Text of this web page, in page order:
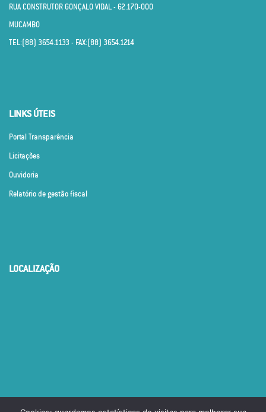
RUA CONSTRUTOR GONÇALO VIDAL - 62.170­-000
MUCAMBO
TEL:(88) 3654.1133 - FAX:(88) 3654.1214
LINKS ÚTEIS
Portal Transparência
Licitações
Ouvidoria
Relatório de gestão fiscal
LOCALIZAÇÃO